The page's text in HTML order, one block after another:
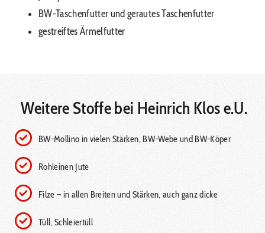
BW-Taschenfutter und gerautes Taschenfutter
gestreiftes Ärmelfutter
Weitere Stoffe bei Heinrich Klos e.U.
BW-Mollino in vielen Stärken, BW-Webe und BW-Köper
Rohleinen Jute
Filze – in allen Breiten und Stärken, auch ganz dicke
Tüll, Schleiertüll